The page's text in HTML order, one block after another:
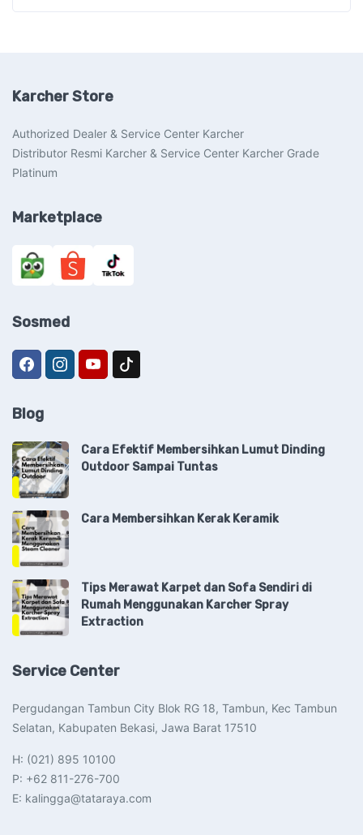
Karcher Store
Authorized Dealer & Service Center Karcher
Distributor Resmi Karcher & Service Center Karcher Grade
Platinum
Marketplace
Sosmed
Blog
Cara Efektif Membersihkan Lumut Dinding
Outdoor Sampai Tuntas
Cara Membersihkan Kerak Keramik
Tips Merawat Karpet dan Sofa Sendiri di
Rumah Menggunakan Karcher Spray
Extraction
Service Center
Pergudangan Tambun City Blok RG 18, Tambun, Kec Tambun
Selatan, Kabupaten Bekasi, Jawa Barat 17510​
H: (021) 895 10100
P: +62 811-276-700
E: kalingga@tataraya.com